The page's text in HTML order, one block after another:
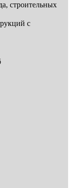
строительных
с